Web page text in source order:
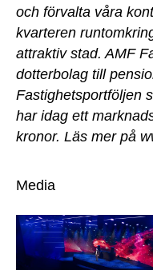
och förvalta våra
kvarteren
attraktiv stad. AMF
dotterbolag till
Fastighetsportföljen
har idag ett
kronor. Läs mer på
Media